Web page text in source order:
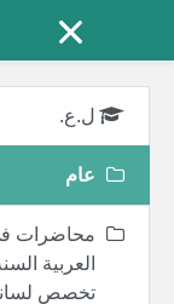
ل.ع.
عام
محاضرات
العربية
تخصص